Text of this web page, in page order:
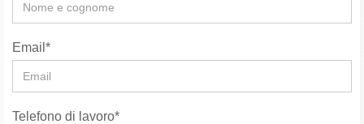
Email*
Telefono di lavoro*